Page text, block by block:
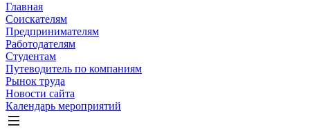
Главная
Соискателям
Предпринимателям
Работодателям
Студентам
Путеводитель по компаниям
Рынок труда
Новости сайта
Календарь мероприятий